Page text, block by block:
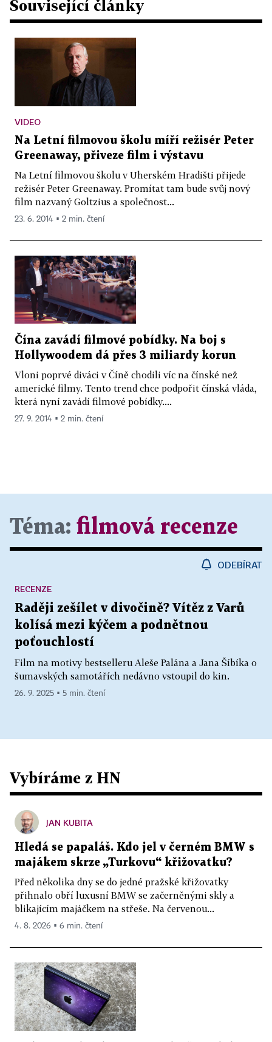
Související články
VIDEO
Na Letní filmovou školu míří režisér Peter
Greenaway, přiveze film i výstavu
Na Letní filmovou školu v Uherském Hradišti přijede
režisér Peter Greenaway. Promítat tam bude svůj nový
film nazvaný Goltzius a společnost...
23. 6. 2014 ▪ 2 min. čtení
Čína zavádí filmové pobídky. Na boj s
Hollywoodem dá přes 3 miliardy korun
Vloni poprvé diváci v Číně chodili víc na čínské než
americké filmy. Tento trend chce podpořit čínská vláda,
která nyní zavádí filmové pobídky....
27. 9. 2014 ▪ 2 min. čtení
Téma: filmová recenze
ODEBÍRAT
Raději zešílet v divočině? Vítěz z Varů
kolísá mezi kýčem a podnětnou
poťouchlostí
Film na motivy bestselleru Aleše Palána a Jana Šíbíka o
šumavských samotářích nedávno vstoupil do kin.
RECENZE
26. 9. 2025 ▪ 5 min. čtení
Vybíráme z HN
JAN KUBITA
Hledá se papaláš. Kdo jel v černém BMW s
majákem skrze „Turkovu“ křižovatku?
Před několika dny se do jedné pražské křižovatky
přihnalo obří luxusní BMW se začerněnými skly a
blikajícím majáčkem na střeše. Na červenou...
4. 8. 2026 ▪ 6 min. čtení